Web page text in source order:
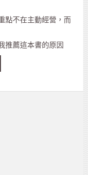
點不在主動經營，而
推薦這本書的原因